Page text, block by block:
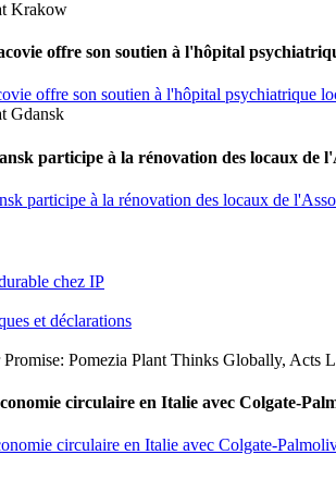
offre son soutien à l'hôpital
offre son soutien à l'hôpital psychiatrique
participe à la rénovation des locaux de
participe à la rénovation des locaux de
chez IP
et déclarations
circulaire en Italie avec Colgate-
circulaire en Italie avec Colgate-